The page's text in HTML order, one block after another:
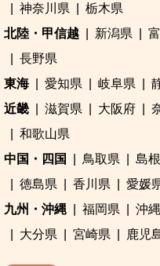
神奈川県
栃木県
北陸・甲信越
新潟県
長野県
東海
愛知県 岐阜県
近畿
滋賀県 大阪府
和歌山県
中国・四国
鳥取県 島
徳島県
香川県 愛媛
九州・沖縄
福岡県 沖
大分県
宮崎県 鹿児